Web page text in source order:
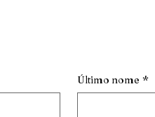
Último nome *